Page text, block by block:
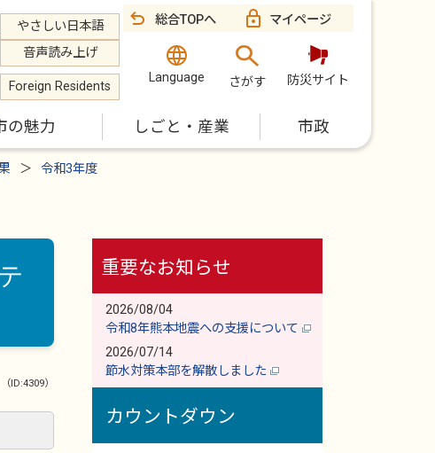
やさしい日本語
音声読み上げ
Foreign Residents
総合TOPへ マイページ
Language さがす 防災サイト
の魅力 しごと・産業 市政
令和3年度
（ID:4309）
重要なお知らせ
2026/08/04
令和8年熊本地震への支援について
2026/07/14
節水対策本部を解散しました
カウントダウン